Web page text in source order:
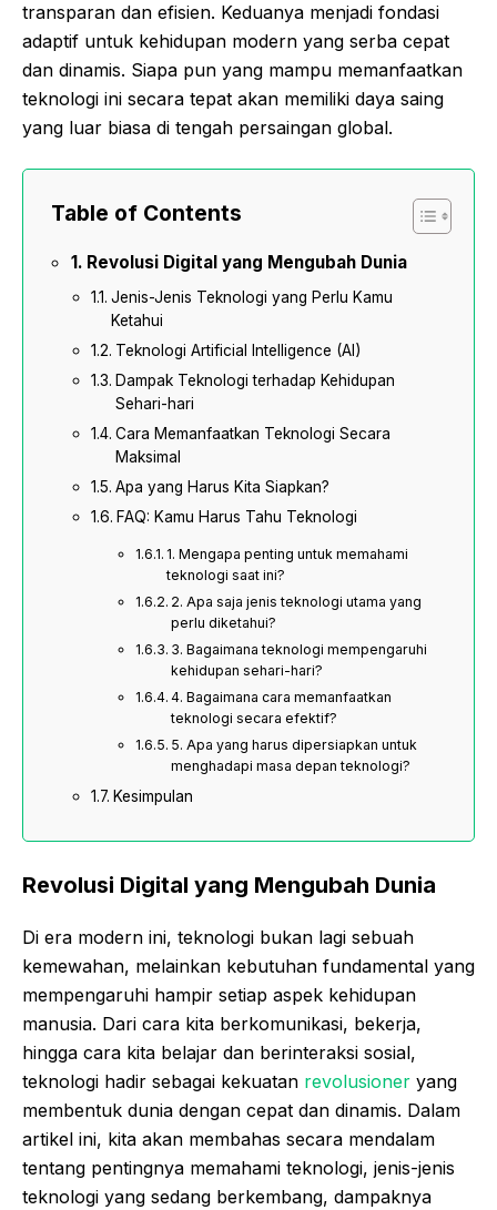
transparan dan efisien. Keduanya menjadi fondasi
adaptif untuk kehidupan modern yang serba cepat
dan dinamis. Siapa pun yang mampu memanfaatkan
teknologi ini secara tepat akan memiliki daya saing
yang luar biasa di tengah persaingan global.
Table of Contents
Revolusi Digital yang Mengubah Dunia
Jenis-Jenis Teknologi yang Perlu Kamu
Ketahui
Teknologi Artificial Intelligence (AI)
Dampak Teknologi terhadap Kehidupan
Sehari-hari
Cara Memanfaatkan Teknologi Secara
Maksimal
Apa yang Harus Kita Siapkan?
FAQ: Kamu Harus Tahu Teknologi
1. Mengapa penting untuk memahami
teknologi saat ini?
2. Apa saja jenis teknologi utama yang
perlu diketahui?
3. Bagaimana teknologi mempengaruhi
kehidupan sehari-hari?
4. Bagaimana cara memanfaatkan
teknologi secara efektif?
5. Apa yang harus dipersiapkan untuk
menghadapi masa depan teknologi?
Kesimpulan
Revolusi Digital yang Mengubah Dunia
Di era modern ini, teknologi bukan lagi sebuah
kemewahan, melainkan kebutuhan fundamental yang
mempengaruhi hampir setiap aspek kehidupan
manusia. Dari cara kita berkomunikasi, bekerja,
hingga cara kita belajar dan berinteraksi sosial,
teknologi hadir sebagai kekuatan revolusioner yang
membentuk dunia dengan cepat dan dinamis. Dalam
artikel ini, kita akan membahas secara mendalam
tentang pentingnya memahami teknologi, jenis-jenis
teknologi yang sedang berkembang, dampaknya